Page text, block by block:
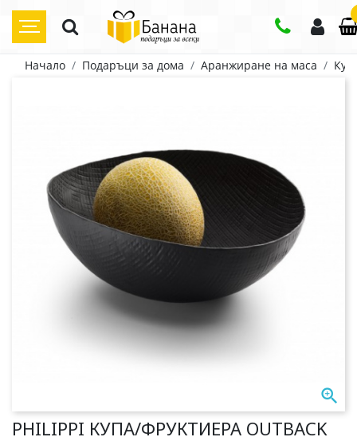
Начало Подаръци за дома Аранжиране на маса

PHILIPPI КУПА/ФРУКТИЕРА OUTBACK